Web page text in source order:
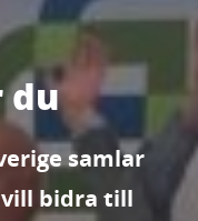
du
samlar
vill bidra till